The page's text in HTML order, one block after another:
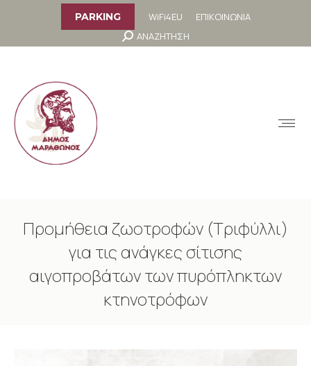
PARKING WiFi4EU
ΕΠΙΚΟΙΝΩΝΙΑ
Search:
ΑΝΑΖΗΤΗΣΗ
Προμήθεια ζωοτροφών (Τριφύλλι)
για τις ανάγκες σίτισης
αιγοπροβάτων των πυρόπληκτων
κτηνοτρόφων